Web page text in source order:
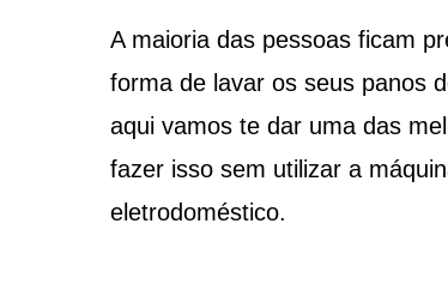
A maioria das pessoas ficam
forma de lavar os seus panos
aqui vamos te dar uma das
fazer isso sem utilizar a
eletrodoméstico.